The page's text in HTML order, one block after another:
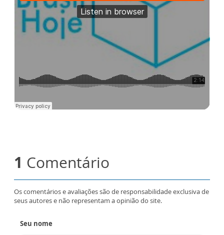
1 Comentário
Os comentários e avaliações são de responsabilidade exclusiva de
seus autores e não representam a opinião do site.
Seu nome